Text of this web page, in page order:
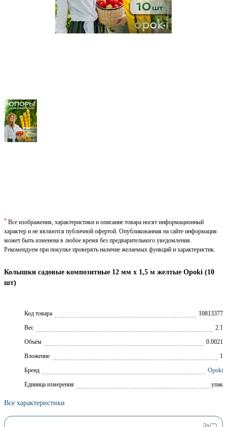
Колышки садовые композитные 12 мм х 1,5 м желтые Opoki (10
шт)
Код товара
10813377
Вес
2.1
Объём
0.0021
Вложение
1
Брeнд
Opoki
Единица измерения
упак
Все характеристики
* Все изображения, характеристики и описание товара носят информационный
характер и не являются публичной офертой. Опубликованная на сайте информация
может быть изменена в любое время без предварительного уведомления.
Рекомендуем при покупке проверять наличие желаемых функций и характеристик.